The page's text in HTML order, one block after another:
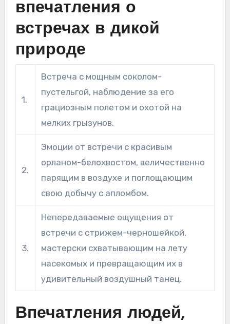
впечатления о
встречах в дикой
природе
1.
Встреча с мощным соколом-
пустельгой, наблюдение за его
грациозным полетом и охотой на
мелких грызунов.
2.
Эмоции от встречи с красивым
орланом-белохвостом, величественно
парящим в воздухе и поглощающим
свою добычу с апломбом.
3.
Непередаваемые ощущения от
встречи с стрижем-черношейкой,
мастерски схватывающим на лету
насекомых и превращающим их в
удивительный воздушный танец.
Впечатления людей,